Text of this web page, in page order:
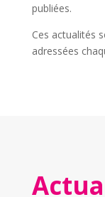
publiées.
Ces actualités
adressées